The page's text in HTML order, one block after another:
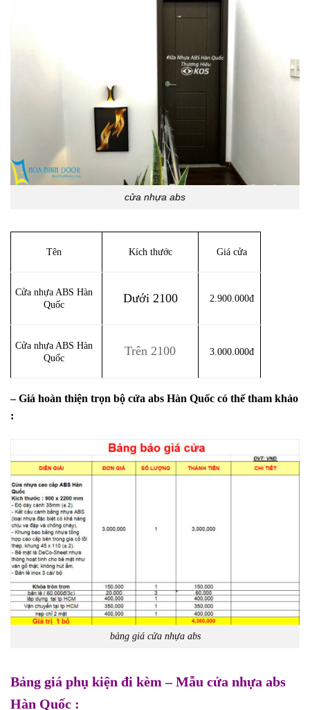
cửa nhựa abs
Tên Kích thước Giá cửa
Cửa nhựa ABS Hàn
Quốc
Dưới 2100 2.900.000đ
Cửa nhựa ABS Hàn
Quốc
Trên 2100 3.000.000đ
–Giá hoàn thiện trọn bộ cửa abs Hàn Quốc có thế tham khảo
:
bảng giá cửa nhựa abs
Bảng giá phụ kiện đi kèm – Mẫu cửa nhựa abs
Hàn Quốc :